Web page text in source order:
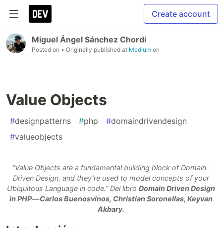
Create account
Miguel Ángel Sánchez Chordi
Posted on • Originally published at Medium on
Value Objects
#designpatterns #php #domaindrivendesign
#valueobjects
“Value Objects are a fundamental building block of Domain-
Driven Design, and they’re used to model concepts of your
Ubiquitous Language in code.”Del libro Domain Driven Design
in PHP — Carlos Buenosvinos, Christian Soronellas, Keyvan
Akbary.